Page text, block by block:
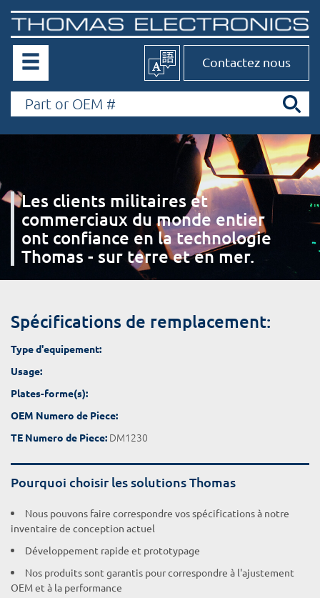
Contactez nous
Les clients militaires et
commerciaux du monde entier
ont confiance en la technologie
Thomas - sur terre et en mer.
Spécifications de remplacement:
Type d'equipement:
Usage:
Plates-forme(s):
OEM Numero de Piece:
TE Numero de Piece: DM1230
Pourquoi choisir les solutions Thomas
Nous pouvons faire correspondre vos spécifications à notre
inventaire de conception actuel
Développement rapide et prototypage
Nos produits sont garantis pour correspondre à l'ajustement
OEM et à la performance